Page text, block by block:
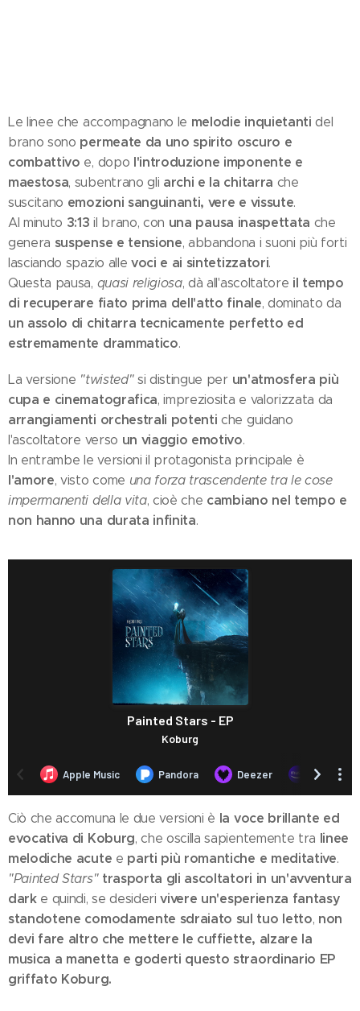
Le linee che accompagnano le melodie inquietanti del
brano sono permeate da uno spirito oscuro e
combattivo e, dopo l'introduzione imponente e
maestosa, subentrano gli archi e la chitarra che
suscitano emozioni sanguinanti, vere e vissute.
Al minuto 3:13 il brano, con una pausa inaspettata che
genera suspense e tensione, abbandona i suoni più forti
lasciando spazio alle voci e ai sintetizzatori.
Questa pausa, quasi religiosa, dà all'ascoltatore il tempo
di recuperare fiato prima dell'atto finale, dominato da
un assolo di chitarra tecnicamente perfetto ed
estremamente drammatico.
La versione "twisted"si distingue per un'atmosfera più
cupa e cinematografica, impreziosita e valorizzata da
arrangiamenti orchestrali potenti che guidano
l'ascoltatore verso un viaggio emotivo.
In entrambe le versioni il protagonista principale è
l'amore, visto come una forza trascendente tra le cose
impermanenti della vita, cioè che cambiano nel tempo e
non hanno una durata infinita.
Ciò che accomuna le due versioni è la voce brillante ed
evocativa di Koburg, che oscilla sapientemente tra linee
melodiche acute e parti più romantiche e meditative.
"Painted Stars" trasporta gli ascoltatori in un'avventura
darke quindi, se desiderivivere un'esperienza fantasy
standotene comodamente sdraiato sul tuo letto, non
devi fare altro che mettere le cuffiette, alzare la
musica a manetta e goderti questo straordinario EP
griffato Koburg.